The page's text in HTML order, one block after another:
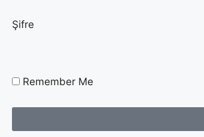
Şifre
Remember Me